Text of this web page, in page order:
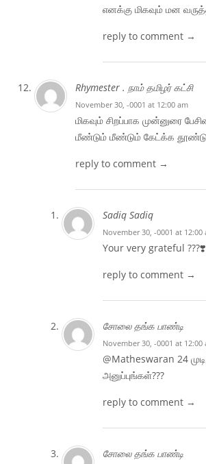
எனக்கு மிகவும் மன
reply to comment →
Rhymester . நாம் தமிழர் கட்சி
November 30, -0001 at 12:00 am
மிகவும் சிறப்பாக முன்னுரை
மீண்டும் மீண்டும் கேட்க்க
reply to comment →
Sadiq Sadiq
November 30, -0001 at 12:00
Your very grateful ???❣️
reply to comment →
சோலை தங்க பாண்டி
November 30, -0001 at 12:00
@Matheswaran 24
அனுப்புங்கள்???
reply to comment →
சோலை தங்க பாண்டி